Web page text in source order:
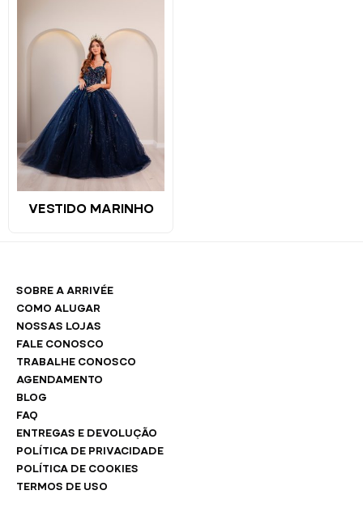
VESTIDO MARINHO
SOBRE A ARRIVÉE
COMO ALUGAR
NOSSAS LOJAS
FALE CONOSCO
TRABALHE CONOSCO
AGENDAMENTO
BLOG
FAQ
ENTREGAS E DEVOLUÇÃO
POLÍTICA DE PRIVACIDADE
POLÍTICA DE COOKIES
TERMOS DE USO